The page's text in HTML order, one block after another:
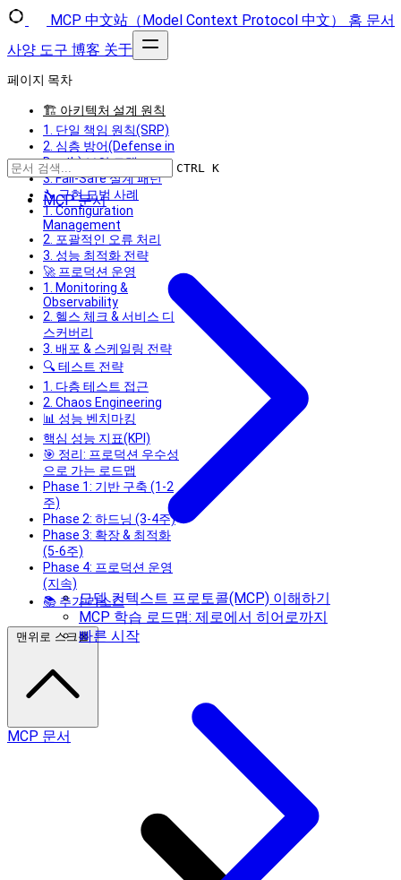
MCP 中文站（Model Context Protocol 中文） 홈 문서
사양 도구 博客 关于
CTRL K
MCP 문서
모델 컨텍스트 프로토콜(MCP) 이해하기
MCP 학습 로드맵: 제로에서 히어로까지
빠른 시작
페이지 목차
🏗️ 아키텍처 설계 원칙
1. 단일 책임 원칙(SRP)
2. 심층 방어(Defense in
Depth) 보안 모델
3. Fail-Safe 설계 패턴
🔧 구현 모범 사례
1. Configuration
Management
2. 포괄적인 오류 처리
3. 성능 최적화 전략
🚀 프로덕션 운영
1. Monitoring &
Observability
2. 헬스 체크 & 서비스 디
스커버리
3. 배포 & 스케일링 전략
🔍 테스트 전략
1. 다층 테스트 접근
2. Chaos Engineering
📊 성능 벤치마킹
핵심 성능 지표(KPI)
🎯 정리: 프로덕션 우수성
으로 가는 로드맵
Phase 1: 기반 구축 (1-2
주)
Phase 2: 하드닝 (3-4주)
Phase 3: 확장 & 최적화
(5-6주)
Phase 4: 프로덕션 운영
(지속)
📚 추가 리소스
맨위로 스크롤
MCP 문서